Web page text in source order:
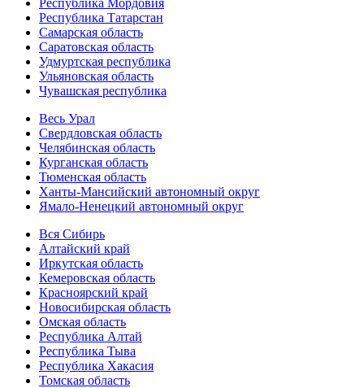
Республика Мордовия
Республика Татарстан
Самарская область
Саратовская область
Удмуртская республика
Ульяновская область
Чувашская республика
Весь Урал
Свердловская область
Челябинская область
Курганская область
Тюменская область
Ханты-Мансийский автономный округ
Ямало-Ненецкий автономный округ
Вся Сибирь
Алтайский край
Иркутская область
Кемеровская область
Красноярский край
Новосибирская область
Омская область
Республика Алтай
Республика Тыва
Республика Хакасия
Томская область